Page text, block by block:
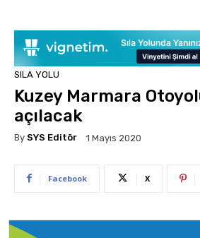
SILA YOLU
Kuzey Marmara
açılacak
By SYS Editör 1 Mayıs 2020
Facebook X